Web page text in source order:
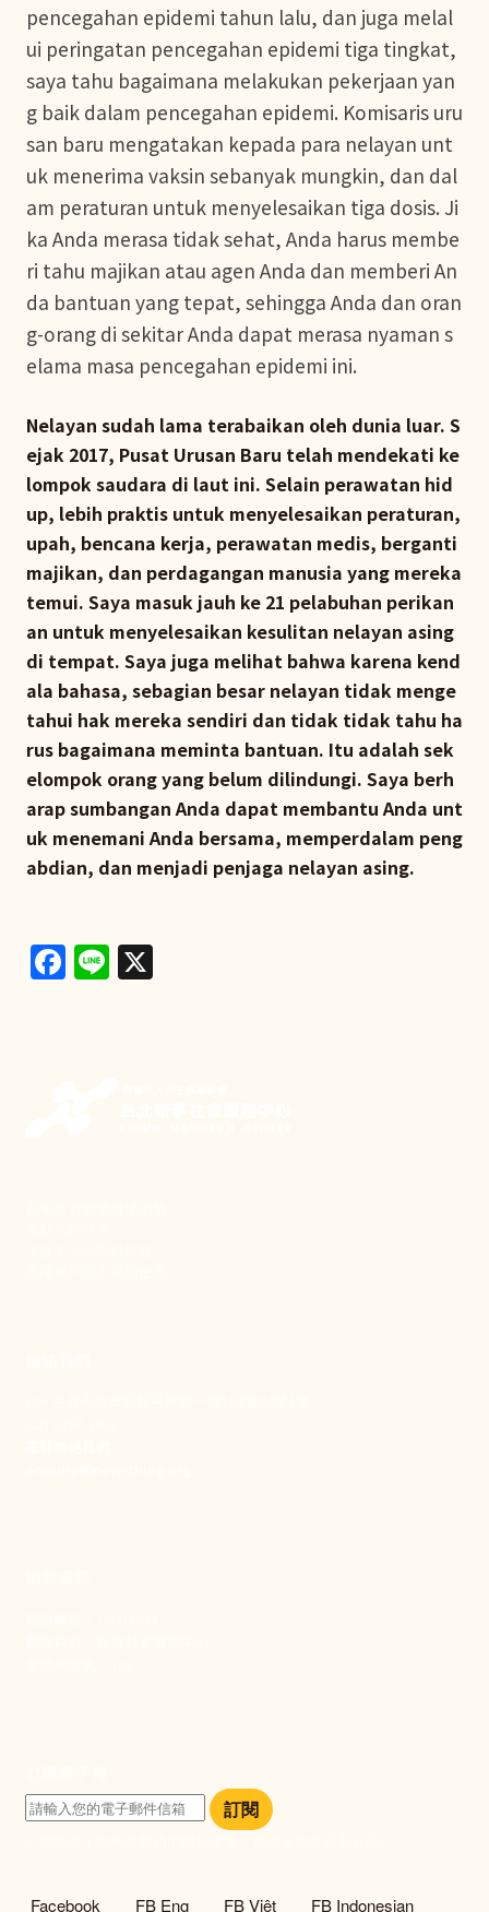
pencegahan epidemi tahun lalu, dan juga melal
ui peringatan pencegahan epidemi tiga tingkat,
saya tahu bagaimana melakukan pekerjaan yan
g baik dalam pencegahan epidemi. Komisaris uru
san baru mengatakan kepada para nelayan unt
uk menerima vaksin sebanyak mungkin, dan dal
am peraturan untuk menyelesaikan tiga dosis. Ji
ka Anda merasa tidak sehat, Anda harus membe
ri tahu majikan atau agen Anda dan memberi An
da bantuan yang tepat, sehingga Anda dan oran
g-orang di sekitar Anda dapat merasa nyaman s
elama masa pencegahan epidemi ini.
Nelayan sudah lama terabaikan oleh dunia luar. S
ejak 2017, Pusat Urusan Baru telah mendekati ke
lompok saudara di laut ini. Selain perawatan hid
up, lebih praktis untuk menyelesaikan peraturan,
upah, bencana kerja, perawatan medis, berganti
majikan, dan perdagangan manusia yang mereka
temui. Saya masuk jauh ke 21 pelabuhan perikan
an untuk menyelesaikan kesulitan nelayan asing
di tempat. Saya juga melihat bahwa karena kend
ala bahasa, sebagian besar nelayan tidak menge
tahui hak mereka sendiri dan tidak tidak tahu ha
rus bagaimana meminta bantuan. Itu adalah sek
elompok orang yang belum dilindungi. Saya berh
arap sumbangan Anda dapat membantu Anda unt
uk menemani Anda bersama, memperdalam peng
abdian, dan menjadi penjaga nelayan asing.
Facebook
Line
訂閱
社群選單
Facebook FB Eng FB Việt FB Indonesian